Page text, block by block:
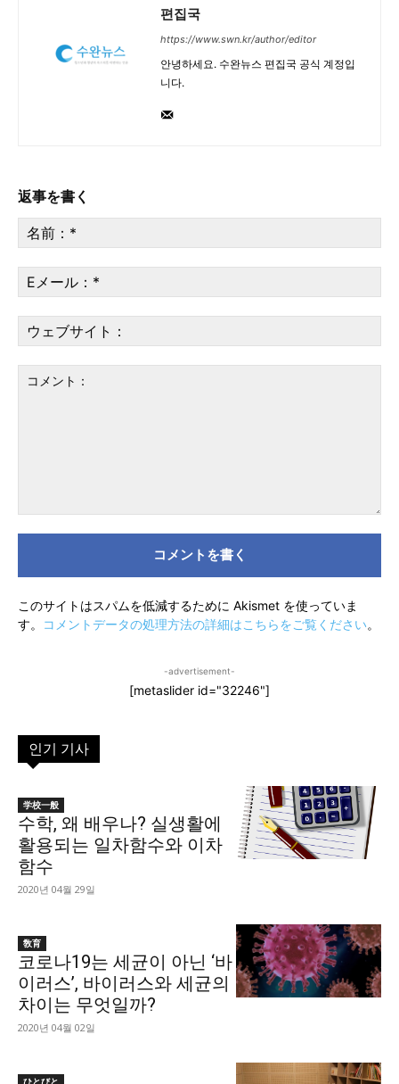
[give_form id=”31259″]
편집국
https://www.swn.kr/author/editor
안녕하세요. 수완뉴스 편집국 공식 계정입
니다.
返事を書く
ト：
前
*
メ
ー
*ェ
ブ
このサイトはスパムを低減するために Akismet を使っていま
す。
コメントデータの処理方法の詳細はこちらをご覧ください。
-advertisement-
[metaslider id="32246"]
인기 기사
学校一般
수학, 왜 배우나? 실생활에
활용되는 일차함수와 이차
함수
2020년 04월 29일
敎育
코로나19는 세균이 아닌 ‘바
이러스’, 바이러스와 세균의
차이는 무엇일까?
2020년 04월 02일
ひとびと